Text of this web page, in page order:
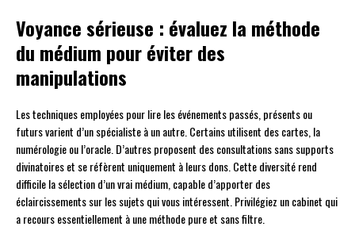
Voyance sérieuse : évaluez la méthode
du médium pour éviter des
manipulations
Les techniques employées pour lire les événements passés, présents ou
futurs varient d’un spécialiste à un autre. Certains utilisent des cartes, la
numérologie ou l’oracle. D’autres proposent des consultations sans supports
divinatoires et se réfèrent uniquement à leurs dons. Cette diversité rend
difficile la sélection d’un vrai médium, capable d’apporter des
éclaircissements sur les sujets qui vous intéressent. Privilégiez un cabinet qui
a recours essentiellement à une méthode pure et sans filtre.